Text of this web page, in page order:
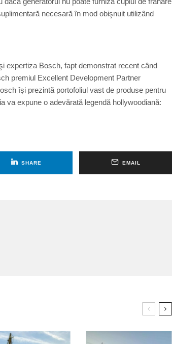
necesară în mod obişnuit utilizând
expertiza Bosch, fapt demonstrat recent când
premiul Excellent Development Partner
își prezintă portofoliul vast de produse pentru
va expune o adevărată legendă hollywoodiană:
SHARE EMAIL